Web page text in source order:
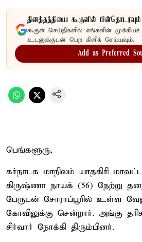
தினத்தந்தியை கூகுளில் பின்தொடரவும்
கூகுள் செய்திகளில் எங்களின்
உடனுக்குடன் பெற கிளிக் செய்யவும்.
Add as Preferred
பெங்களூரு,
கர்நாடக மாநிலம் யாதகிரி
கிருஷ்ணா நாயக் (56) நேற்று
பேருடன் சோராப்பூரில் உள்ள
கோவிலுக்கு சென்றார். அங்கு
சிர்வார் நோக்கி திரும்பினர்.